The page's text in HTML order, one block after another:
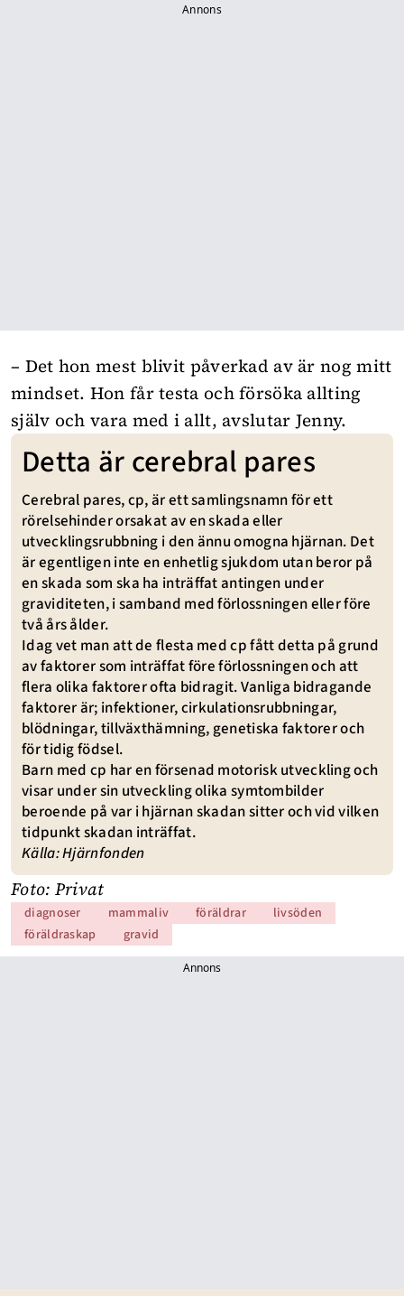
Annons
– Det hon mest blivit påverkad av är nog mitt
mindset. Hon får testa och försöka allting
själv och vara med i allt, avslutar Jenny.
Detta är cerebral pares
Cerebral pares, cp, är ett samlingsnamn för ett
rörelsehinder orsakat av en skada eller
utvecklingsrubbning i den ännu omogna hjärnan. Det
är egentligen inte en enhetlig sjukdom utan beror på
en skada som ska ha inträffat antingen under
graviditeten, i samband med förlossningen eller före
två års ålder.
Idag vet man att de flesta med cp fått detta på grund
av faktorer som inträffat före förlossningen och att
flera olika faktorer ofta bidragit. Vanliga bidragande
faktorer är; infektioner, cirkulationsrubbningar,
blödningar, tillväxthämning, genetiska faktorer och
för tidig födsel.
Barn med cp har en försenad motorisk utveckling och
visar under sin utveckling olika symtombilder
beroende på var i hjärnan skadan sitter och vid vilken
tidpunkt skadan inträffat.
Källa: Hjärnfonden
Foto: Privat
diagnoser mammaliv föräldrar
livsöden
föräldraskap
gravid
Annons